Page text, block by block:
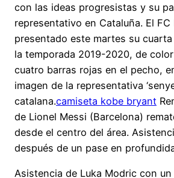
con las ideas progresistas y su
representativo en Cataluña. El FC
presentado este martes su
la temporada 2019-2020, de
cuatro barras rojas en el pecho,
imagen de la representativa
catalana.camiseta kobe bryant
de Lionel Messi (Barcelona)
desde el centro del área.
después de un pase en
Asistencia de Luka Modric con